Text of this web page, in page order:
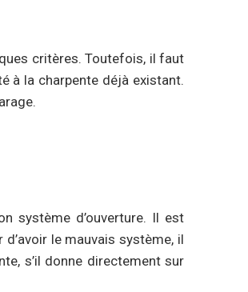
critères. Toutefois, il faut
à la charpente déjà existant.
système d’ouverture. Il est
le mauvais système, il
s’il donne directement sur